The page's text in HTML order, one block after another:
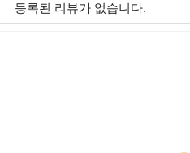
등록된 리뷰가 없습니다.